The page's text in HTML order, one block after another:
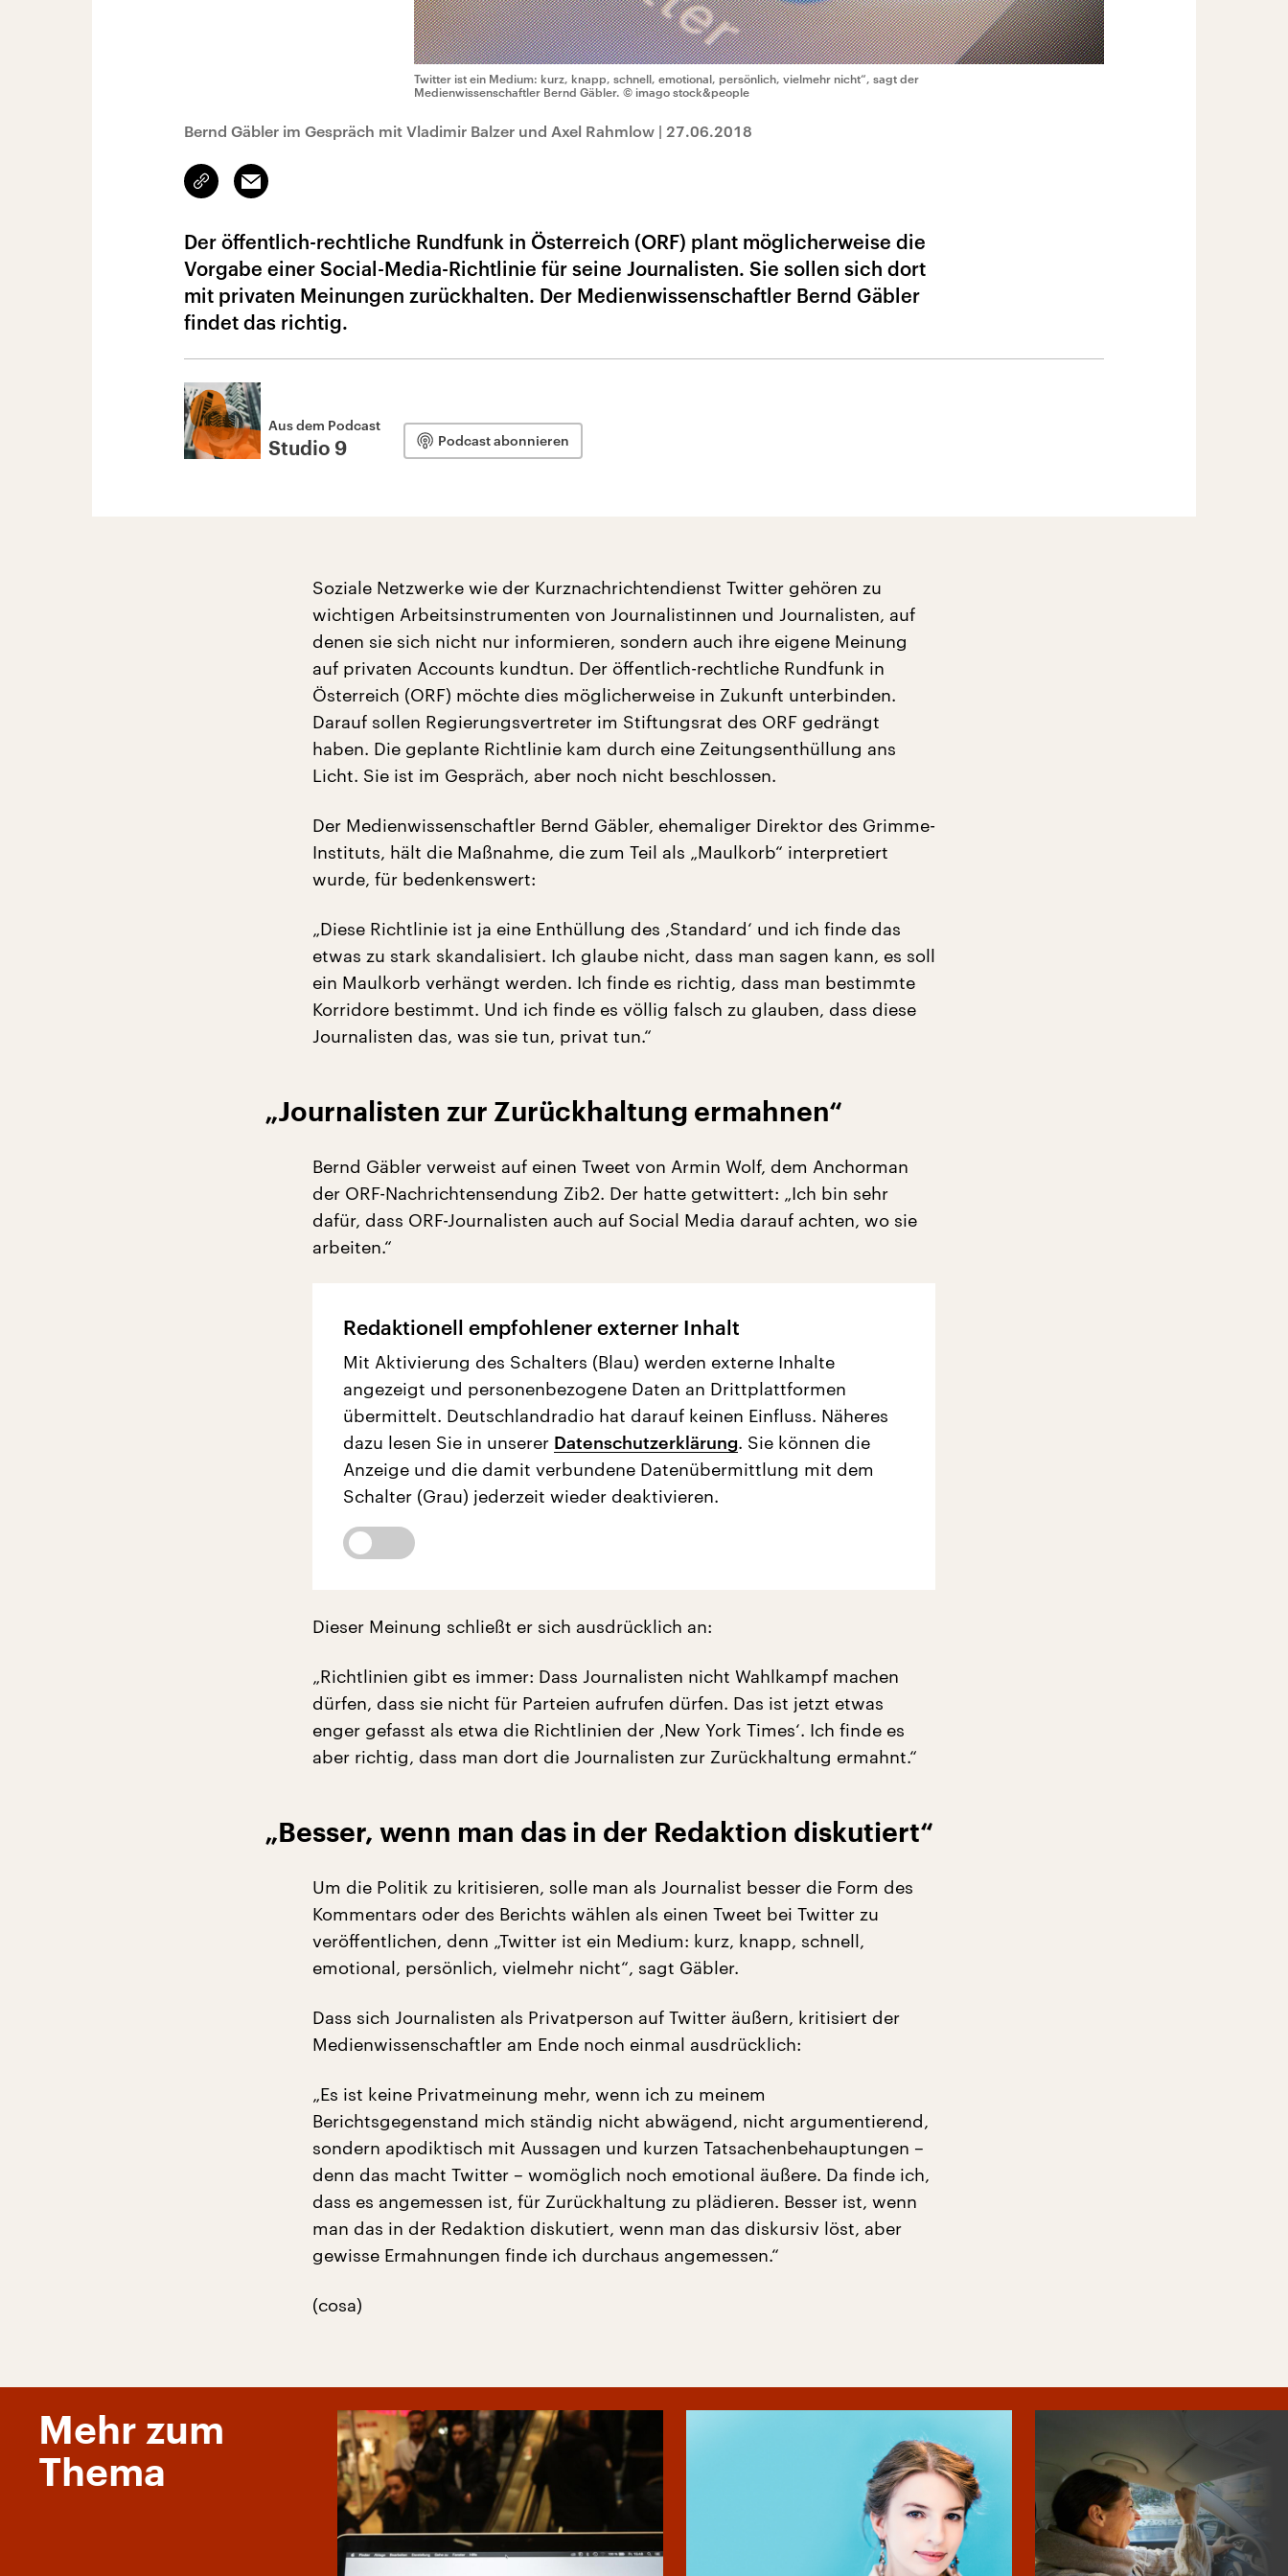
Twitter ist ein Medium: kurz, knapp, schnell, emotional, persönlich, vielmehr nicht“, sagt der
Medienwissenschaftler Bernd Gäbler. © imago stock&people
Bernd Gäbler im Gespräch mit Vladimir Balzer und Axel Rahmlow | 27.06.2018
Link
kopieren/teilen
Email
Der öffentlich-rechtliche Rundfunk in Österreich (ORF) plant möglicherweise die
Vorgabe einer Social-Media-Richtlinie für seine Journalisten. Sie sollen sich dort
mit privaten Meinungen zurückhalten. Der Medienwissenschaftler Bernd Gäbler
findet das richtig.
Aus dem Podcast
Studio 9 Podcast abonnieren
Soziale Netzwerke wie der Kurznachrichtendienst Twitter gehören zu
wichtigen Arbeitsinstrumenten von Journalistinnen und Journalisten, auf
denen sie sich nicht nur informieren, sondern auch ihre eigene Meinung
auf privaten Accounts kundtun. Der öffentlich-rechtliche Rundfunk in
Österreich (ORF) möchte dies möglicherweise in Zukunft unterbinden.
Darauf sollen Regierungsvertreter im Stiftungsrat des ORF gedrängt
haben. Die geplante Richtlinie kam durch eine Zeitungsenthüllung ans
Licht. Sie ist im Gespräch, aber noch nicht beschlossen.
Der Medienwissenschaftler Bernd Gäbler, ehemaliger Direktor des Grimme-
Instituts, hält die Maßnahme, die zum Teil als „Maulkorb“ interpretiert
wurde, für bedenkenswert:
„Diese Richtlinie ist ja eine Enthüllung des ‚Standard‘ und ich finde das
etwas zu stark skandalisiert. Ich glaube nicht, dass man sagen kann, es soll
ein Maulkorb verhängt werden. Ich finde es richtig, dass man bestimmte
Korridore bestimmt. Und ich finde es völlig falsch zu glauben, dass diese
Journalisten das, was sie tun, privat tun.“
„Journalisten zur Zurückhaltung ermahnen“
Bernd Gäbler verweist auf einen Tweet von Armin Wolf, dem Anchorman
der ORF-Nachrichtensendung Zib2. Der hatte getwittert: „Ich bin sehr
dafür, dass ORF-Journalisten auch auf Social Media darauf achten, wo sie
arbeiten.“
Redaktionell empfohlener externer Inhalt
Mit Aktivierung des Schalters (Blau) werden externe Inhalte
angezeigt und personenbezogene Daten an Drittplattformen
übermittelt. Deutschlandradio hat darauf keinen Einfluss. Näheres
dazu lesen Sie in unserer Datenschutzerklärung. Sie können die
Anzeige und die damit verbundene Datenübermittlung mit dem
Schalter (Grau) jederzeit wieder deaktivieren.
Dieser Meinung schließt er sich ausdrücklich an:
„Richtlinien gibt es immer: Dass Journalisten nicht Wahlkampf machen
dürfen, dass sie nicht für Parteien aufrufen dürfen. Das ist jetzt etwas
enger gefasst als etwa die Richtlinien der ‚New York Times‘. Ich finde es
aber richtig, dass man dort die Journalisten zur Zurückhaltung ermahnt.“
„Besser, wenn man das in der Redaktion diskutiert“
Um die Politik zu kritisieren, solle man als Journalist besser die Form des
Kommentars oder des Berichts wählen als einen Tweet bei Twitter zu
veröffentlichen, denn „Twitter ist ein Medium: kurz, knapp, schnell,
emotional, persönlich, vielmehr nicht“, sagt Gäbler.
Dass sich Journalisten als Privatperson auf Twitter äußern, kritisiert der
Medienwissenschaftler am Ende noch einmal ausdrücklich:
„Es ist keine Privatmeinung mehr, wenn ich zu meinem
Berichtsgegenstand mich ständig nicht abwägend, nicht argumentierend,
sondern apodiktisch mit Aussagen und kurzen Tatsachenbehauptungen –
denn das macht Twitter – womöglich noch emotional äußere. Da finde ich,
dass es angemessen ist, für Zurückhaltung zu plädieren. Besser ist, wenn
man das in der Redaktion diskutiert, wenn man das diskursiv löst, aber
gewisse Ermahnungen finde ich durchaus angemessen.“
(cosa)
Mehr zum
Thema